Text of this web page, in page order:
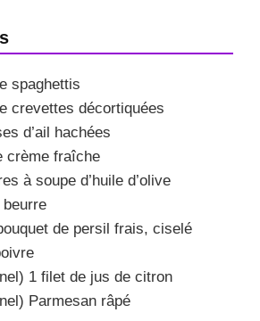
spaghettis
crevettes décortiquées
d’ail hachées
crème fraîche
à soupe d’huile d’olive
beurre
de persil frais, ciselé
1 filet de jus de citron
Parmesan râpé